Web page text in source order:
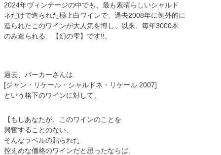
2024年ヴィンテージの中でも、最も素晴らしいシャルド
ネだけで造られた極上白ワインで、過去2008年に例外的に
造られたこのワインが大人気を博し、以来、毎年3000本
のみ造られる、【幻の雫】です!!。
過去、パーカーさんは
[ジャン・リケール・シャルドネ・リケール 2007]
という格下のワインに対して、
【もしあなたが、このワインのことを
興奮することのない、
そんなラベルの貼られた
控えめな価格のワインだと思ったならば、